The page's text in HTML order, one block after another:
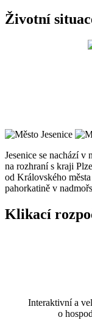
Životní
Jesenice se nachází v
na rozhraní s kraji
od Královského
pahorkatině v
Klikací
Interaktivní a
o